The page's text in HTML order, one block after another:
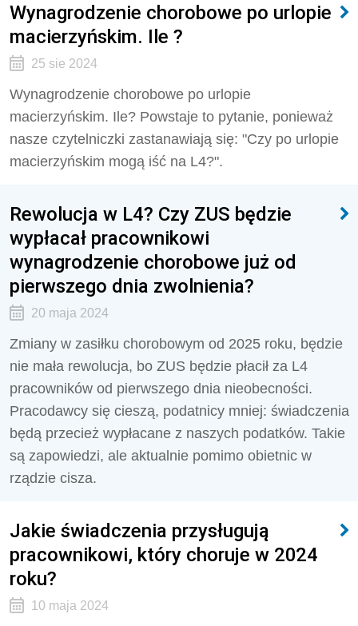
Wynagrodzenie chorobowe po urlopie
macierzyńskim. Ile ?
25 sie 2024
Wynagrodzenie chorobowe po urlopie
macierzyńskim. Ile? Powstaje to pytanie, ponieważ
nasze czytelniczki zastanawiają się: "Czy po urlopie
macierzyńskim mogą iść na L4?".
Rewolucja w L4? Czy ZUS będzie
wypłacał pracownikowi
wynagrodzenie chorobowe już od
pierwszego dnia zwolnienia?
20 maja 2024
Zmiany w zasiłku chorobowym od 2025 roku, będzie
nie mała rewolucja, bo ZUS będzie płacił za L4
pracowników od pierwszego dnia nieobecności.
Pracodawcy się cieszą, podatnicy mniej: świadczenia
będą przecież wypłacane z naszych podatków. Takie
są zapowiedzi, ale aktualnie pomimo obietnic w
rządzie cisza.
Jakie świadczenia przysługują
pracownikowi, który choruje w 2024
roku?
10 maja 2024